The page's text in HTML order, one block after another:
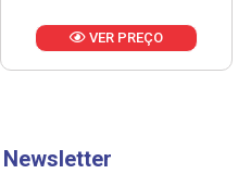
VER PREÇO